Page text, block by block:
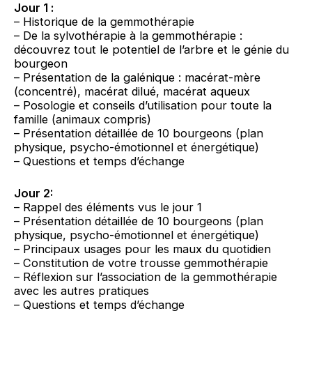
Jour 1 :
– Historique de la gemmothérapie
– De la sylvothérapie à la gemmothérapie :
découvrez tout le potentiel de l’arbre et le génie du
bourgeon
– Présentation de la galénique : macérat-mère
(concentré), macérat dilué, macérat aqueux
– Posologie et conseils d’utilisation pour toute la
famille (animaux compris)
– Présentation détaillée de 10 bourgeons (plan
physique, psycho-émotionnel et énergétique)
– Questions et temps d’échange
Jour 2:
– Rappel des éléments vus le jour 1
– Présentation détaillée de 10 bourgeons (plan
physique, psycho-émotionnel et énergétique)
– Principaux usages pour les maux du quotidien
– Constitution de votre trousse gemmothérapie
– Réflexion sur l’association de la gemmothérapie
avec les autres pratiques
– Questions et temps d’échange